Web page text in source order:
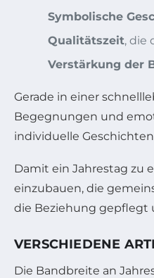
Symbolische
Qualitätszeit, die
Verstärkung der
Gerade in einer
Begegnungen und
individuelle
Damit ein Jahrestag zu
einzubauen, die
die Beziehung gepflegt
VERSCHIEDENE
Die Bandbreite an